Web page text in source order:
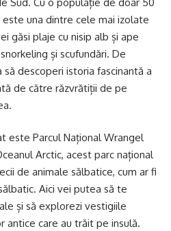
una dintre cele mai izolate
găsi plaje cu nisip alb și ape
și scufundări. De
descoperi istoria fascinantă a
de către răzvrătiții de pe
este Parcul Național Wrangel
Arctic, acest parc național
de animale sălbatice, cum ar fi
Aici vei putea să te
și să explorezi vestigiile
antice care au trăit pe insulă.